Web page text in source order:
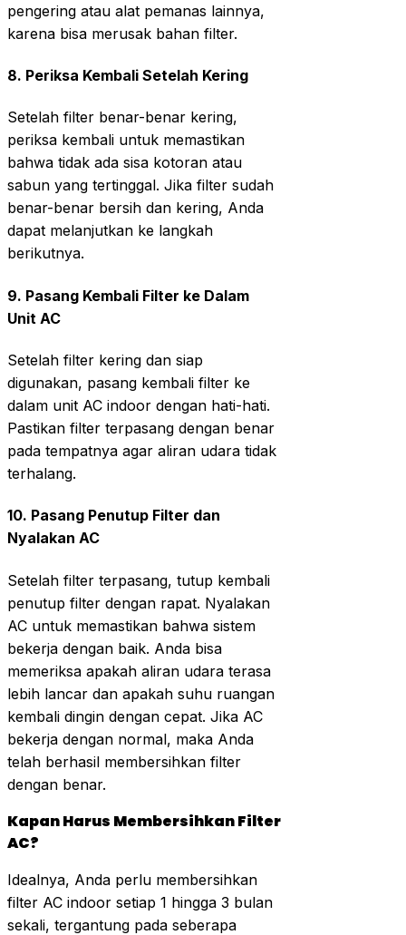
pengering atau alat pemanas lainnya,
karena bisa merusak bahan filter.
8. Periksa Kembali Setelah Kering
Setelah filter benar-benar kering,
periksa kembali untuk memastikan
bahwa tidak ada sisa kotoran atau
sabun yang tertinggal. Jika filter sudah
benar-benar bersih dan kering, Anda
dapat melanjutkan ke langkah
berikutnya.
9. Pasang Kembali Filter ke Dalam
Unit AC
Setelah filter kering dan siap
digunakan, pasang kembali filter ke
dalam unit AC indoor dengan hati-hati.
Pastikan filter terpasang dengan benar
pada tempatnya agar aliran udara tidak
terhalang.
10. Pasang Penutup Filter dan
Nyalakan AC
Setelah filter terpasang, tutup kembali
penutup filter dengan rapat. Nyalakan
AC untuk memastikan bahwa sistem
bekerja dengan baik. Anda bisa
memeriksa apakah aliran udara terasa
lebih lancar dan apakah suhu ruangan
kembali dingin dengan cepat. Jika AC
bekerja dengan normal, maka Anda
telah berhasil membersihkan filter
dengan benar.
Kapan Harus Membersihkan Filter
AC?
Idealnya, Anda perlu membersihkan
filter AC indoor setiap 1 hingga 3 bulan
sekali, tergantung pada seberapa